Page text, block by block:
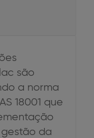
são
a norma
18001 que
da